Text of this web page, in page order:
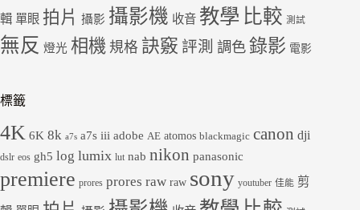
輯 單眼 拍片 攝影 攝影機 收音 教學 比較 測試
無反 燈光 相機 規格 訣竅 評測 調色 錄影 電影
標籤
4K 6K 8k a7s a7s iii adobe AE atomos blackmagic canon dji
dslr eos gh5 log lumix lut nab nikon panasonic
premiere prores prores raw raw sony youtuber 佳能 剪